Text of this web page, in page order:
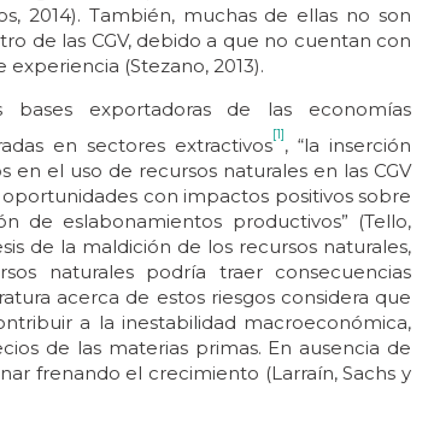
2014). También, muchas de ellas no son
de las CGV, debido a que no cuentan con
(Stezano, 2013).
exportadoras de las economías
en sectores extractivos[1], “la inserción
el uso de recursos naturales en las CGV
con impactos positivos sobre
de eslabonamientos productivos” (Tello,
de la maldición de los recursos naturales,
naturales podría traer consecuencias
acerca de estos riesgos considera que
a la inestabilidad macroeconómica,
de las materias primas. En ausencia de
frenando el crecimiento (Larraín, Sachs y